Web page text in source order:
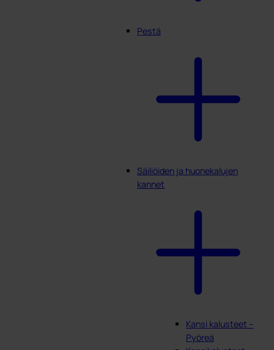
Pestä
Säiliöiden ja huonekalujen
kannet
Kansi kalusteet –
Pyöreä